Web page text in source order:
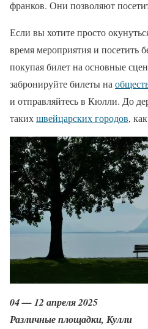
франков. Они позволяют
Если вы хотите просто
время мероприятия и посетить
покупая билет на основные
забронируйте билеты на
и отправляйтесь в Кюлли. До
такихшвейцарских городов, как
04 — 12 апреля 2025
Различные площадки, Кулли